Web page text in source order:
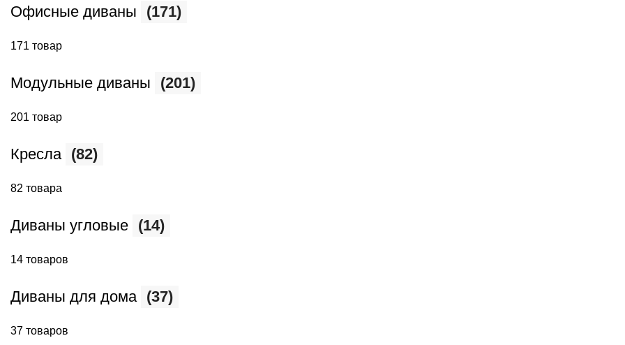
Офисные диваны (171)
171 товар
Модульные диваны (201)
201 товар
Кресла (82)
82 товара
Диваны угловые (14)
14 товаров
Диваны для дома (37)
37 товаров